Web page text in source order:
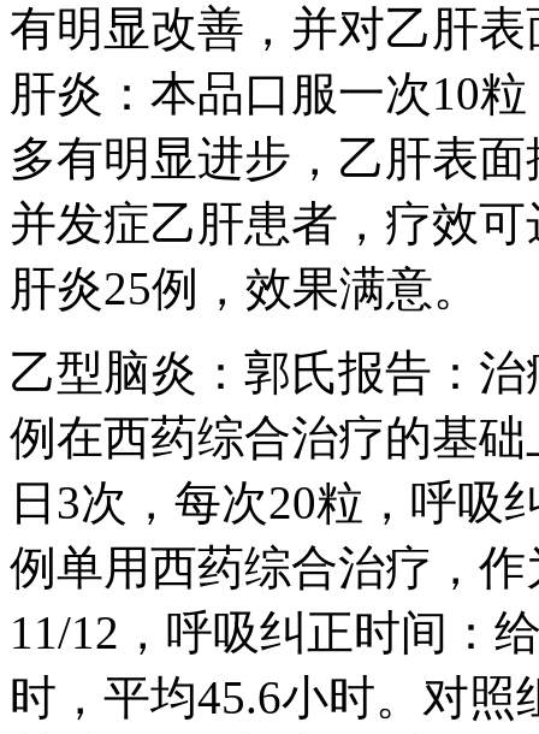
有明显改善，并对乙肝
肝炎：本品口服一次10
多有明显进步，乙肝表
并发症乙肝患者，疗效
肝炎25例，效果满意。
乙型脑炎：郭氏报告：
例在西药综合治疗的基
日3次，每次20粒，呼吸
例单用西药综合治疗，
11/12，呼吸纠正时间：
时，平均45.6小时。对